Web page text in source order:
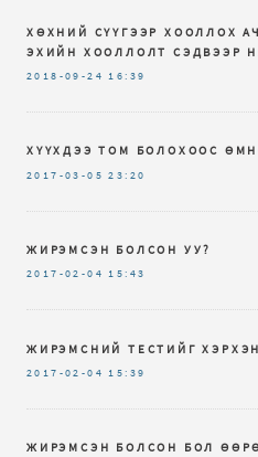
ХӨХНИЙ СҮҮГЭЭР ХООЛЛОХ
ЭХИЙН ХООЛЛОЛТ СЭДВЭЭР
2018-09-24 16:39
ХҮҮХДЭЭ ТОМ БОЛОХООС
2017-03-05 23:20
ЖИРЭМСЭН БОЛСОН УУ?
2017-02-04 15:43
ЖИРЭМСНИЙ ТЕСТИЙГ
2017-02-04 15:39
ЖИРЭМСЭН БОЛСОН БОЛ